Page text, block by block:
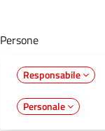
Persone
Responsabile
Personale